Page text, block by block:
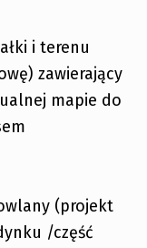
i terenu
zawierający
mapie do
(projekt
/część